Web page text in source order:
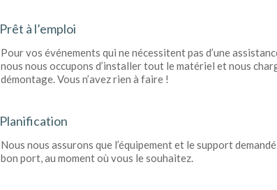
Prêt à l’emploi
Pour vos événements qui ne nécessitent pas d’une
nous nous occupons d’installer tout le matériel et nous
démontage. Vous n’avez rien à faire !
Planification
Nous nous assurons que l’équipement et le support
bon port, au moment où vous le souhaitez.